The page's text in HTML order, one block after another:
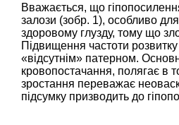
Вважається, що
залози (зобр. 1), особливо
здоровому глузду, тому що
Підвищення частоти
«відсутнім» патерном.
кровопостачання, полягає в
зростання переважає
підсумку призводить до